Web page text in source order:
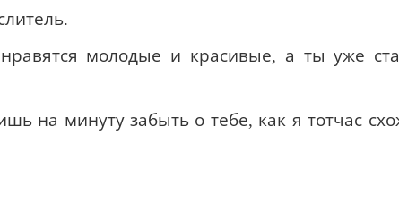
молодые и красивые, а ты уже
на минуту забыть о тебе, как я тотчас